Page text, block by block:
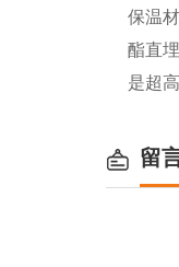
保温
酯直
是超
留